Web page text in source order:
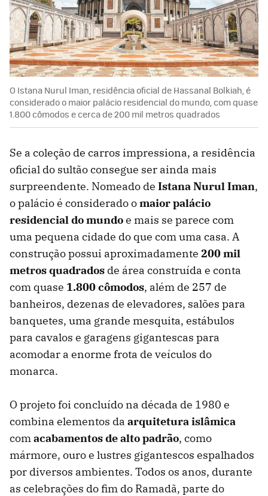
O Istana Nurul Iman, residência oficial de Hassanal Bolkiah, é
considerado o maior palácio residencial do mundo, com quase
1.800 cômodos e cerca de 200 mil metros quadrados
Se a coleção de carros impressiona, a residência
oficial do sultão consegue ser ainda mais
surpreendente. Nomeado de Istana Nurul Iman,
o palácio é considerado omaior palácio
residencial do mundoe mais se parece com
uma pequena cidade do que com uma casa. A
construção possui aproximadamente 200 mil
metros quadrados de área construída e conta
com quase 1.800 cômodos, além de 257 de
banheiros, dezenas de elevadores, salões para
banquetes, uma grande mesquita, estábulos
para cavalos e garagens gigantescas para
acomodar a enorme frota de veículos do
monarca.
O projeto foi concluído na década de 1980 e
combina elementos da arquitetura islâmica
comacabamentos de alto padrão, como
mármore, ouro e lustres gigantescos espalhados
por diversos ambientes. Todos os anos, durante
as celebrações do fim do Ramadã, parte do